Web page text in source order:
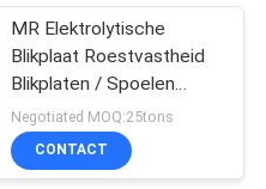
MR Elektrolytische
Blikplaat Roestvastheid
Blikplaten / Spoelen
SPTE TFS
Negotiated MOQ:25tons
CONTACT